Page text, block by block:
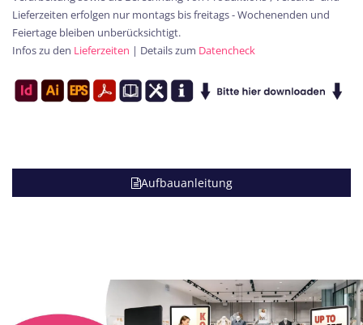
Lieferzeiten erfolgen nur montags bis freitags - Wochenenden und
Feiertage bleiben unberücksichtigt.
Infos zu den Lieferzeiten | Details zum Datencheck
Aufbauanleitung